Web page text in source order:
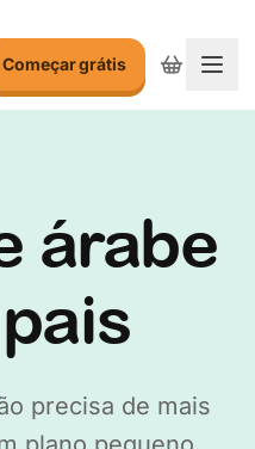
Começar grátis
árabe
precisa de mais